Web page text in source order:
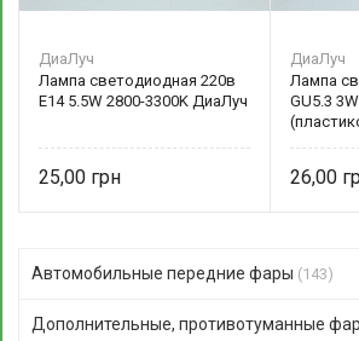
ДиаЛуч
Лампа светодиодная 220в
E14 5.5W 2800-3300K ДиаЛуч
25,00
ДиаЛуч
Лампа
GU5.3
26,00
Автомобильные передние фары (143)
Дополнительные, противотуманные